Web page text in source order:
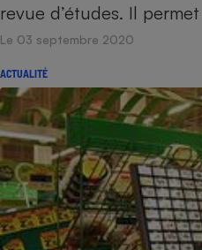
revue d’études. Il
Le 03 septembre 2020
ACTUALITÉ